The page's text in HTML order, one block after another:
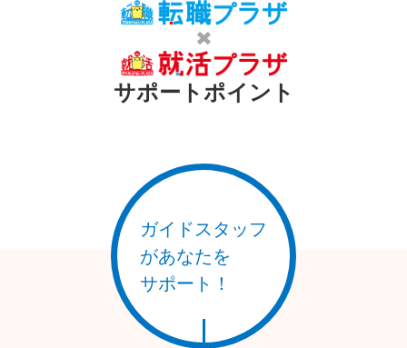
市となっており、交通の利便性が高いことから「人」「モノ」
「情報」が繋がり交流する「経済県都」「知の結節点」として
成長を続けているので農業・工業・研究開発・インフラ系と幅
広い分野に強いことが魅力です。
福島県では家庭と仕事の両立を目指し、ワークライフバランス
社・日経BP・日経xwoman共同実地）で東北では2位、全国で
は16位と好成績を残しています。 その理由は待機児童の解消
をはじめ、幼児教育・保育、妊娠期～子育て期まで切れ目のな
い支援など子育て支援施策が手厚いことです。
郡山市でも「LINE子ども・子育て相談」を実地しており、
LINEを使って子育て相談が可能です。2021年4月のデータによ
ると郡山市の保育所などの待機児童数は0人と子育て世代の方
が働きやすい環境が整っていることからIターン・Uターン・J
ターンにもオススメです。
サポートポイント
ガイドスタッフ
があなたを
サポート！